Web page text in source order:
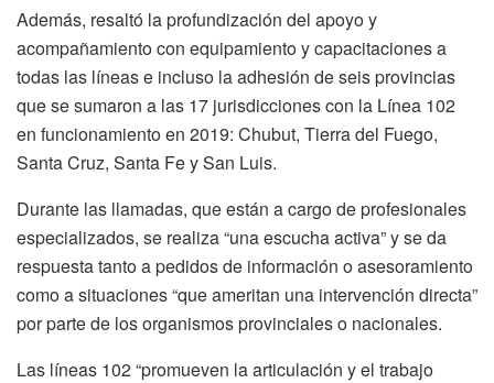
Además, resaltó la profundización del apoyo y
acompañamiento con equipamiento y capacitaciones a
todas las líneas e incluso la adhesión de seis provincias
que se sumaron a las 17 jurisdicciones con la Línea 102
en funcionamiento en 2019: Chubut, Tierra del Fuego,
Santa Cruz, Santa Fe y San Luis.
Durante las llamadas, que están a cargo de profesionales
especializados, se realiza “una escucha activa” y se da
respuesta tanto a pedidos de información o asesoramiento
como a situaciones “que ameritan una intervención directa”
por parte de los organismos provinciales o nacionales.
Las líneas 102 “promueven la articulación y el trabajo